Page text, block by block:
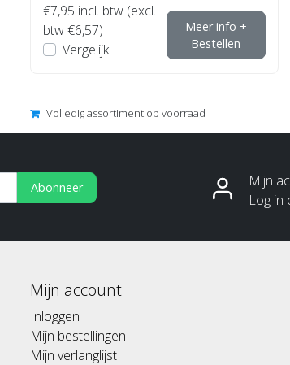
€7,95 incl. btw (excl.
btw €6,57)
Vergelijk
Meer info +
Bestellen
Volledig assortiment op voorraad
Abonneer
Mijn
Log in
Mijn account
Inloggen
Mijn bestellingen
Mijn verlanglijst